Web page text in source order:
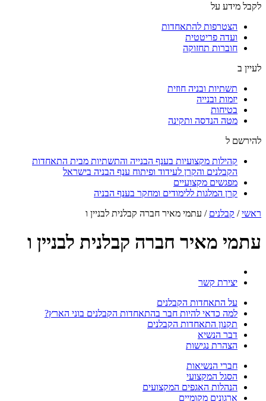
לקבל מידע על
הצטרפות להתאחדות
ועדה פריטטית
חוברות תחזוקה
לעיין ב
תשתיות ובניה חוזית
יזמות ובנייה
בטיחות
מטה הנדסה ותקינה
להירשם ל
קהילות מקצועיות בענף הבנייה והתשתיות מבית התאחדות
הקבלנים והקרן לעידוד ופיתוח ענף הבניה בישראל
מפגשים מקצועיים
קרן המלגות ללימודים ומחקר בענף הבניה
ראשי/ קבלנים / עתמי מאיר חברה קבלנית לבניין ו
עתמי מאיר חברה קבלנית לבניין ו
יצירת קשר
על התאחדות הקבלנים
למה כדאי להיות חבר בהתאחדות הקבלנים בוני הארץ?
תקנון התאחדות הקבלנים
דבר הנשיא
הצהרת נגישות
חברי הנשיאות
הסגל המקצועי
הנהלות האגפים המקצועים
ארגונים מקומיים